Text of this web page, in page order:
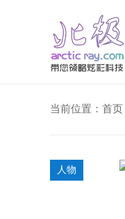
当前位置： 首页
人物